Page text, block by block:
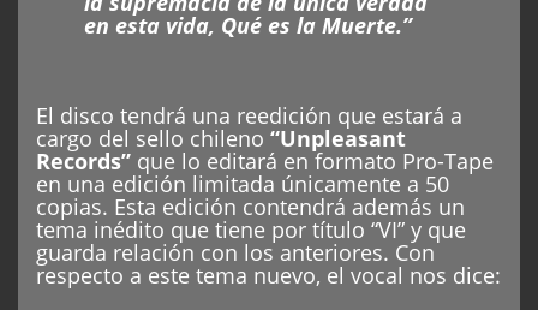
en esta vida, Qué es la Muerte.”
El disco tendrá una reedición que estará a
cargo del sello chileno “Unpleasant
Records” que lo editará en formato Pro-Tape
en una edición limitada únicamente a 50
copias. Esta edición contendrá además un
tema inédito que tiene por título “VI” y que
guarda relación con los anteriores. Con
respecto a este tema nuevo, el vocal nos dice: